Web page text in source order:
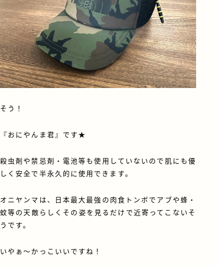
そう！
『おにやんま君』です★
殺虫剤や禁忌剤・電池等も使用していないので肌にも優
しく安全で半永久的に使用できます。
オニヤンマは、日本最大最強の肉食トンボでアブや蜂・
蚊等の天敵らしくその姿を見るだけで近寄ってこないそ
うです。
いやぁ～かっこいいですね！